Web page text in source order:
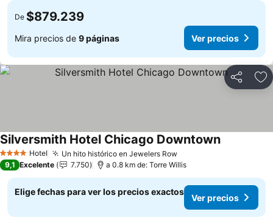
De $879.239
Mira precios de 9 páginas Ver precios
Compartir
4 EstrellasHotel Un hito histórico en Jewelers Row
Silversmith Hotel Chicago Downtown
9,1 Excelente 7.750 a 0.8 km de: Torre Willis
Elige fechas para ver los precios exactos
Ver precios